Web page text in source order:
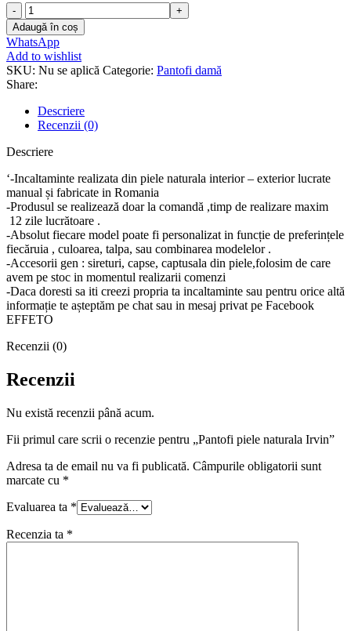
Cantitate
Pantofi
piele
naturala
Irvin
Adaugă în coș
WhatsApp
Add to wishlist
SKU: Nu se aplică Categorie: Pantofi damă
Share:
Descriere
Recenzii (0)
Descriere
‘-Incaltaminte realizata din piele naturala interior – exterior lucrate
manual și fabricate in Romania
-Produsul se realizează doar la comandă ,timp de realizare maxim
12 zile lucrătoare .
-Absolut fiecare model poate fi personalizat in funcție de preferințele
fiecăruia , culoarea, talpa, sau combinarea modelelor .
-Accesorii gen : sireturi, capse, captusala din piele,folosim de care
avem pe stoc in momentul realizarii comenzi
-Daca doresti sa iti creezi propria ta incaltaminte sau pentru orice altă
informație te așteptăm pe chat sau in mesaj privat pe Facebook
EFFETO
Recenzii (0)
Recenzii
Nu există recenzii până acum.
Fii primul care scrii o recenzie pentru „Pantofi piele naturala Irvin”
Adresa ta de email nu va fi publicată. Câmpurile obligatorii sunt
marcate cu *
Evaluarea ta *
Recenzia ta *